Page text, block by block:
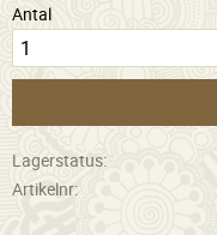
Antal
Lagerstatus
Artikelnr